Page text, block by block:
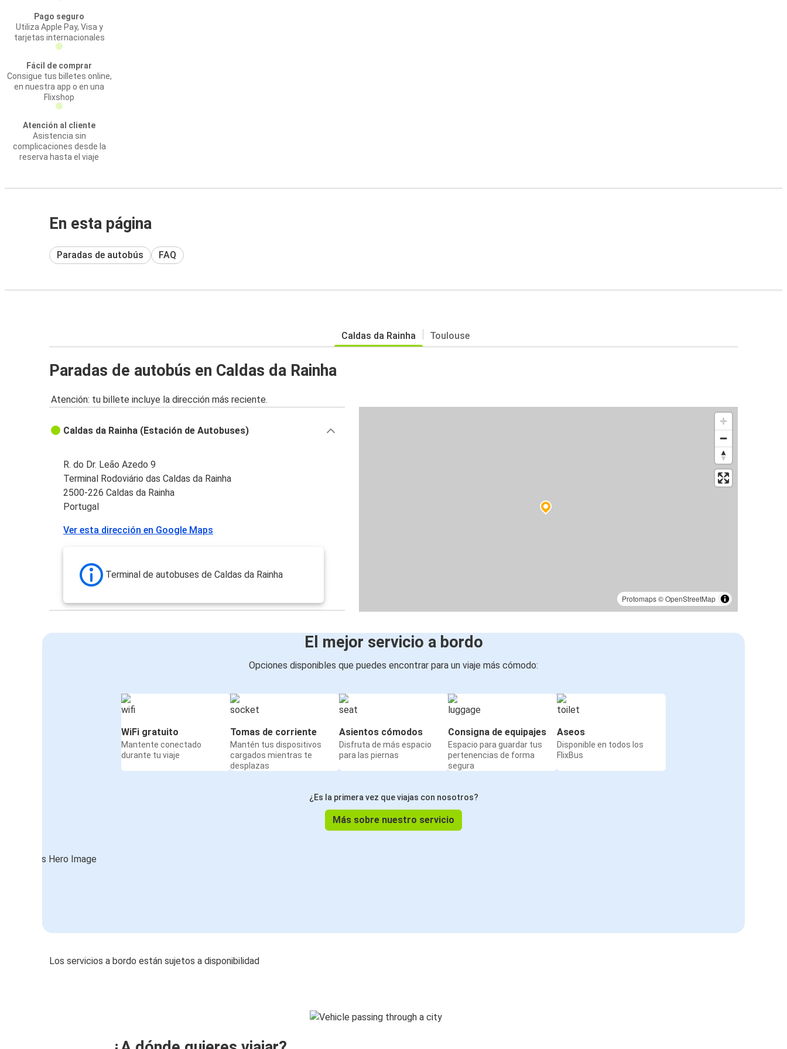
Pago seguro
Utiliza Apple Pay, Visa y
tarjetas internacionales
Fácil de comprar
Consigue tus billetes online,
en nuestra app o en una
Flixshop
Atención al cliente
Asistencia sin
complicaciones desde la
reserva hasta el viaje
En esta página
Paradas de autobús FAQ
Caldas da Rainha Toulouse
Paradas de autobús en Caldas da Rainha
Atención: tu billete incluye la dirección más reciente.
Protomaps©OpenStreetMap
Caldas da Rainha (Estación de Autobuses)
R. do Dr. Leão Azedo 9
Terminal Rodoviário das Caldas da Rainha
2500-226 Caldas da Rainha
Portugal
Ver esta dirección en Google Maps
Terminal de autobuses de Caldas da Rainha
El mejor servicio a bordo
Opciones disponibles que puedes encontrar para un viaje más cómodo:
WiFi gratuito
Mantente conectado
durante tu viaje
Tomas de corriente
Mantén tus dispositivos
cargados mientras te
desplazas
Asientos cómodos
Disfruta de más espacio
para las piernas
Consigna de equipajes
Espacio para guardar tus
pertenencias de forma
segura
Aseos
Disponible en todos los
FlixBus
¿Es la primera vez que viajas con nosotros?
Más sobre nuestro servicio
Los servicios a bordo están sujetos a disponibilidad